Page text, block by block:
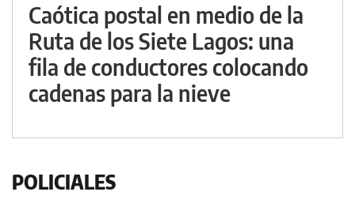
Caótica postal en medio de la
Ruta de los Siete Lagos: una
fila de conductores colocando
cadenas para la nieve
POLICIALES